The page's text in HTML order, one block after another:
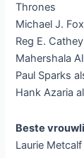
Thrones
Michael J.
Reg E.
Mahershala
Paul Sparks
Hank Azaria
Beste
Laurie